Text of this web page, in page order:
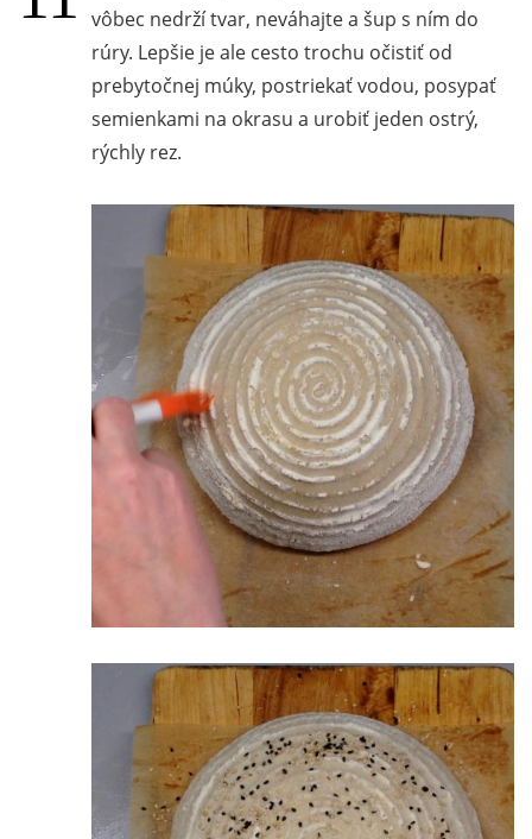
vôbec nedrží tvar, neváhajte a šup s ním do
rúry. Lepšie je ale cesto trochu očistiť od
prebytočnej múky, postriekať vodou, posypať
semienkami na okrasu a urobiť jeden ostrý,
rýchly rez.